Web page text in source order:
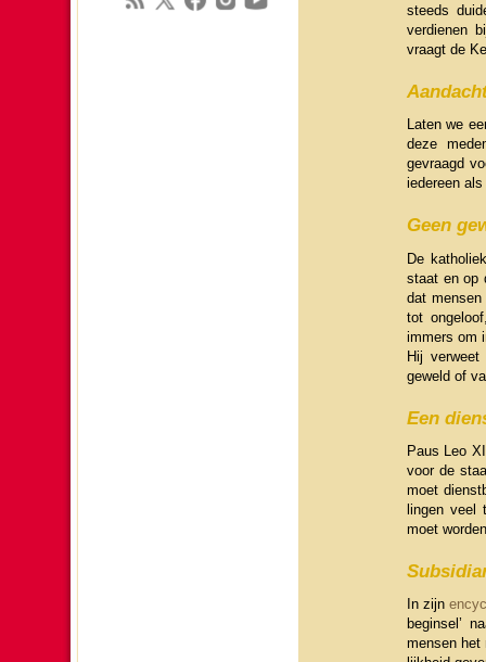
steeds
verdienen
vraagt de
Laten we
deze
gevraagd
ieder­een
Geen
De
staat en op
dat mensen
tot
immers om
Hij
geweld of
Een
Paus Leo
voor de
moet
lingen veel
moet
In zijn
be­gin­sel’
mensen het